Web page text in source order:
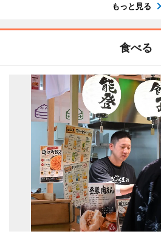
もっと見る
食べる